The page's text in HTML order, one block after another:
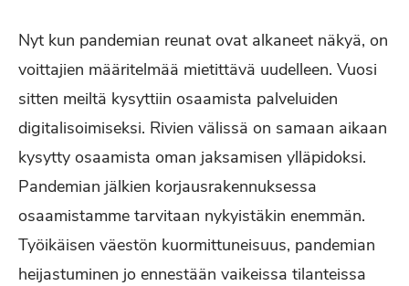
Nyt kun pandemian reunat ovat alkaneet näkyä, on
voittajien määritelmää mietittävä uudelleen. Vuosi
sitten meiltä kysyttiin osaamista palveluiden
digitalisoimiseksi. Rivien välissä on samaan aikaan
kysytty osaamista oman jaksamisen ylläpidoksi.
Pandemian jälkien korjausrakennuksessa
osaamistamme tarvitaan nykyistäkin enemmän.
Työikäisen väestön kuormittuneisuus, pandemian
heijastuminen jo ennestään vaikeissa tilanteissa